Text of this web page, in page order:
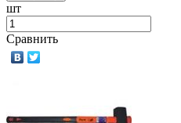
шт
Сравнить